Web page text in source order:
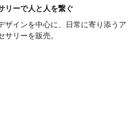
リーで人と人を繋ぐ
ザインを中心に、日常に寄り添うア
サリーを販売。